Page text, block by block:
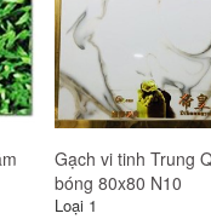
Combo 6
Loại 1